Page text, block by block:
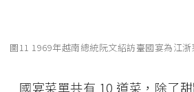
圖11 1969年越南總統阮文紹訪臺國宴為江浙
國宴菜單共有 10 道菜，除了